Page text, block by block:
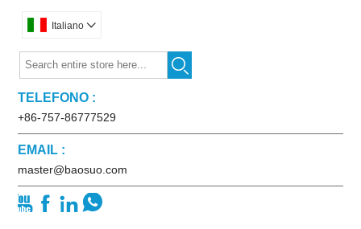
Italiano 

TELEFONO :
+86-757-86777529
EMAIL :
master@baosuo.com
   